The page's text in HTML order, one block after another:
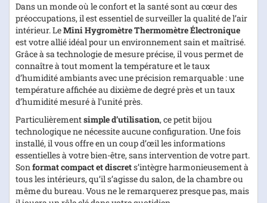
Dans un monde où le confort et la santé sont au cœur des
préoccupations, il est essentiel de surveiller la qualité de l’air
intérieur. LeMini Hygromètre Thermomètre Électronique
est votre allié idéal pour un environnement sain et maîtrisé.
Grâce à sa technologie de mesure précise, il vous permet de
connaître à tout moment la température et le taux
d’humidité ambiants avec une précision remarquable : une
température affichée au dixième de degré près et un taux
d’humidité mesuré à l’unité près.
Particulièrementsimple d’utilisation, ce petit bijou
technologique ne nécessite aucune configuration. Une fois
installé, il vous offre en un coup d’œil les informations
essentielles à votre bien-être, sans intervention de votre part.
Sonformat compact et discrets’intègre harmonieusement à
tous les intérieurs, qu’il s’agisse du salon, de la chambre ou
même du bureau. Vous ne le remarquerez presque pas, mais